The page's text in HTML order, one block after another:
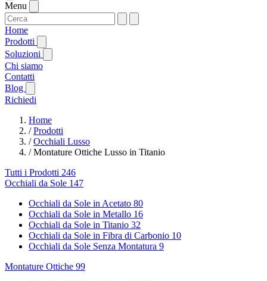
Menu
Home
Prodotti
Soluzioni
Chi siamo
Contatti
Blog
Richiedi
Home
/Prodotti
/Occhiali Lusso
/Montature Ottiche Lusso in Titanio
Tutti i Prodotti 246
Occhiali da Sole 147
Occhiali da Sole in Acetato 80
Occhiali da Sole in Metallo 16
Occhiali da Sole in Titanio 32
Occhiali da Sole in Fibra di Carbonio 10
Occhiali da Sole Senza Montatura 9
Montature Ottiche 99